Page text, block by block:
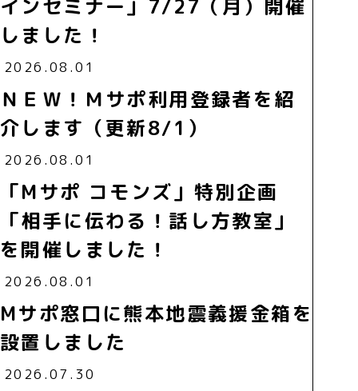
インセミナー」7/27（月）開催
しました！
2026.08.01
ＮＥＷ！Ｍサポ利用登録者を紹
介します（更新8/1）
2026.08.01
「Mサポ コモンズ」特別企画
「相手に伝わる！話し方教室」
を開催しました！
2026.08.01
Mサポ窓口に熊本地震義援金箱を
設置しました
2026.07.30